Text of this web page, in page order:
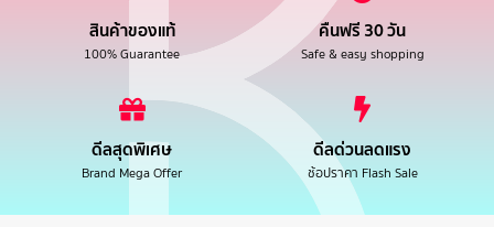
สินค้าของแท้
100% Guarantee
คืนฟรี 30 วัน
Safe & easy shopping
ดีลสุดพิเศษ
Brand Mega Offer
ดีลด่วนลดแรง
ช้อปราคา Flash Sale